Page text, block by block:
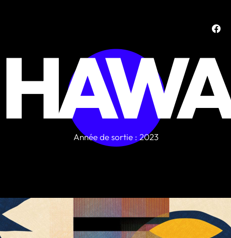
HAWA
Année de sortie : 2023